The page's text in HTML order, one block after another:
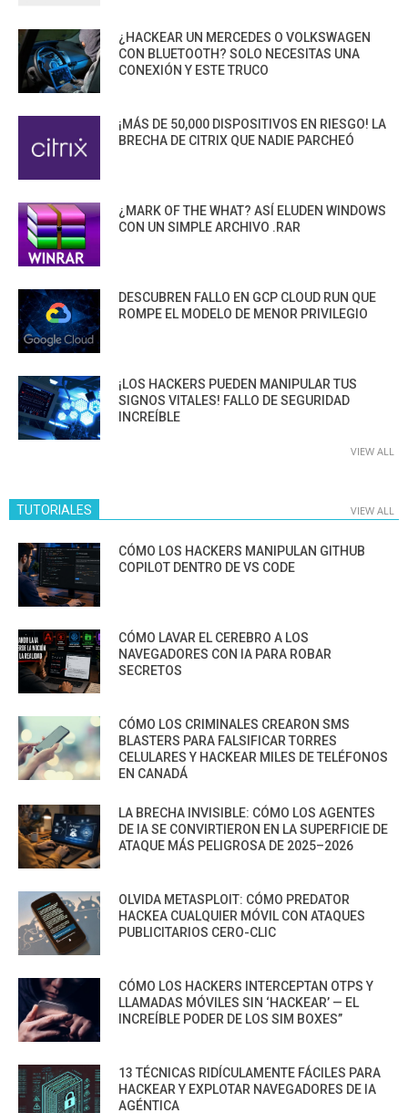
¿HACKEAR UN MERCEDES O VOLKSWAGEN
CON BLUETOOTH? SOLO NECESITAS UNA
CONEXIÓN Y ESTE TRUCO
¡MÁS DE 50,000 DISPOSITIVOS EN RIESGO! LA
BRECHA DE CITRIX QUE NADIE PARCHEÓ
¿MARK OF THE WHAT? ASÍ ELUDEN WINDOWS
CON UN SIMPLE ARCHIVO .RAR
DESCUBREN FALLO EN GCP CLOUD RUN QUE
ROMPE EL MODELO DE MENOR PRIVILEGIO
¡LOS HACKERS PUEDEN MANIPULAR TUS
SIGNOS VITALES! FALLO DE SEGURIDAD
INCREÍBLE
VIEW ALL
TUTORIALES VIEW ALL
CÓMO LOS HACKERS MANIPULAN GITHUB
COPILOT DENTRO DE VS CODE
CÓMO LAVAR EL CEREBRO A LOS
NAVEGADORES CON IA PARA ROBAR
SECRETOS
CÓMO LOS CRIMINALES CREARON SMS
BLASTERS PARA FALSIFICAR TORRES
CELULARES Y HACKEAR MILES DE TELÉFONOS
EN CANADÁ
LA BRECHA INVISIBLE: CÓMO LOS AGENTES
DE IA SE CONVIRTIERON EN LA SUPERFICIE DE
ATAQUE MÁS PELIGROSA DE 2025–2026
OLVIDA METASPLOIT: CÓMO PREDATOR
HACKEA CUALQUIER MÓVIL CON ATAQUES
PUBLICITARIOS CERO-CLIC
CÓMO LOS HACKERS INTERCEPTAN OTPS Y
LLAMADAS MÓVILES SIN ‘HACKEAR’ — EL
INCREÍBLE PODER DE LOS SIM BOXES”
13 TÉCNICAS RIDÍCULAMENTE FÁCILES PARA
HACKEAR Y EXPLOTAR NAVEGADORES DE IA
AGÉNTICA